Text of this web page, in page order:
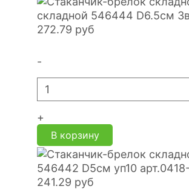
складной 546444 D6.5см
272.79 руб
-
+
В корзину
546442 D5см уп10
241.29 руб